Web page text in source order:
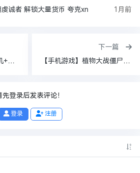
诚者 解锁大量货币 夸克xn
1月前
【游戏资源】遗迹2 单机+联机 v451008+赠硬核模式通关+含末日一代武器+戒指龙心等收集99%+执政官毕业存档 送修改器（Remn【167.3 GB】
下一篇
【手机游戏】植物大战僵尸杂交版 v3.8 PC/手机双端 附随机模仿者版|金铲铲版|火影版|原版95版|年度版|胆小菇|幼儿园版等 （P
先登录后发表评论！
登录 注册